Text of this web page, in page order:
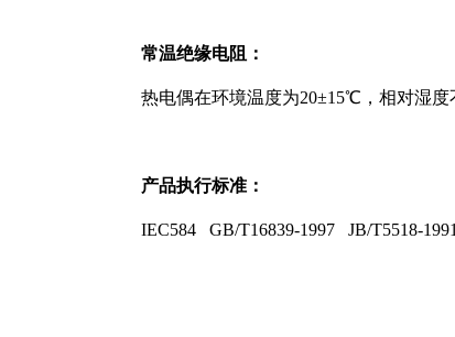
常温绝缘电阻：
热电偶在环境温度为20±15℃，相对湿度
产品执行标准：
IEC584 GB/T16839-1997 JB/T5518-